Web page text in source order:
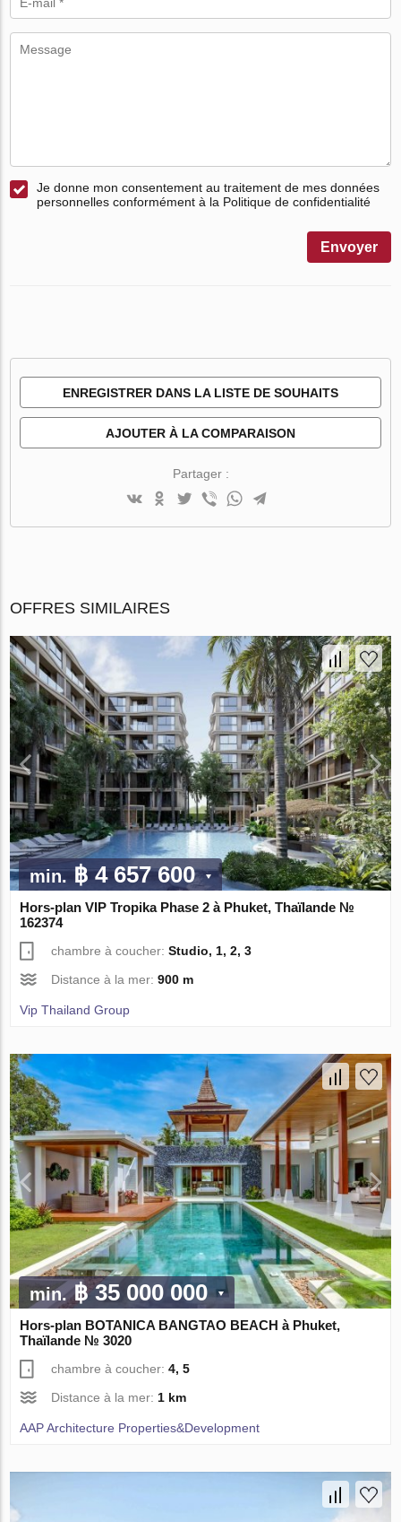
Je donne mon consentement au traitement de mes données
personnelles conformément à la Politique de confidentialité
Envoyer
ENREGISTRER DANS LA LISTE DE SOUHAITS
AJOUTER À LA COMPARAISON
Partager :
OFFRES SIMILAIRES
min.฿ 4 657 600
Hors-plan VIP Tropika Phase 2 à Phuket, Thaïlande №
162374
chambre à coucher:Studio, 1, 2, 3
Distance à la mer:900 m
Vip Thailand Group
min.฿ 35 000 000
Hors-plan BOTANICA BANGTAO BEACH à Phuket,
Thaïlande № 3020
chambre à coucher:4, 5
Distance à la mer: 1 km
AAP Architecture Properties&Development